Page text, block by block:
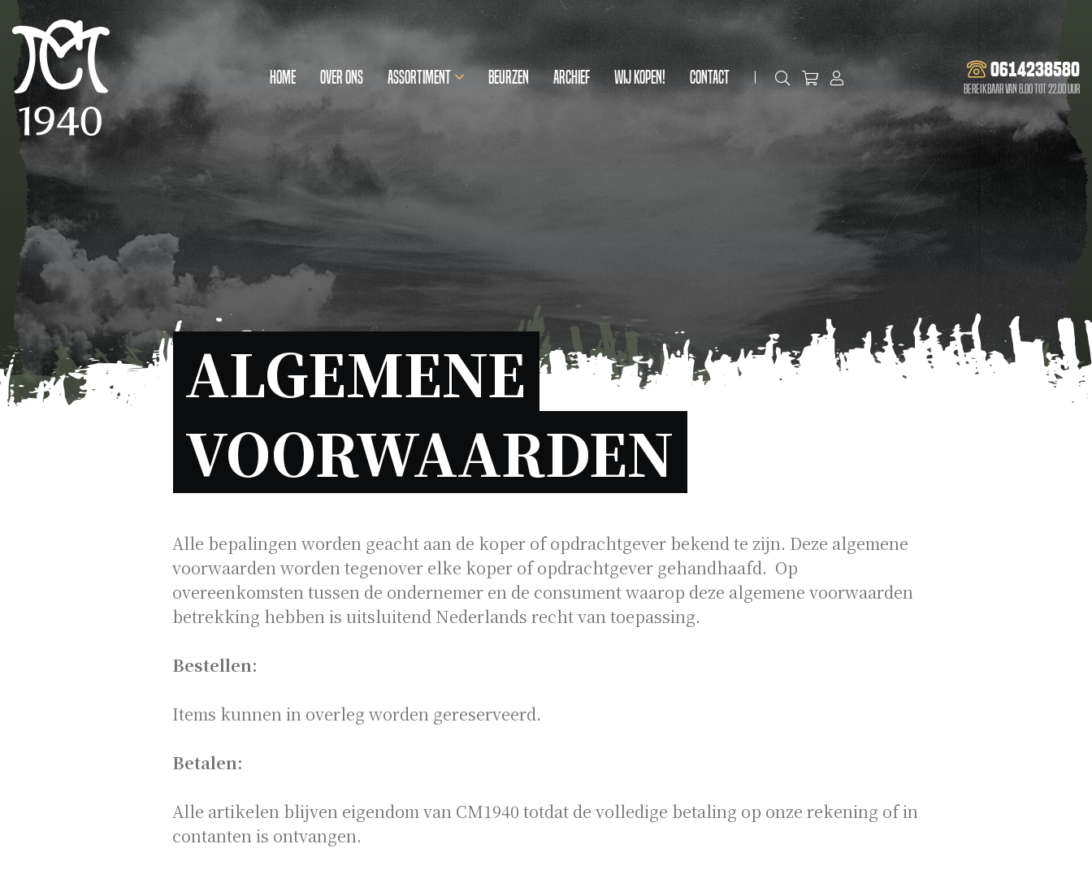
0614238580
Bereikbaar van 8.00 tot 22.00 uur
Home Over ons Assortiment Beurzen Archief Wij kopen! Contact
ALGEMENE
VOORWAARDEN
Alle bepalingen worden geacht aan de koper of opdrachtgever bekend te zijn. Deze algemene
voorwaarden worden tegenover elke koper of opdrachtgever gehandhaafd. Op
overeenkomsten tussen de ondernemer en de consument waarop deze algemene voorwaarden
betrekking hebben is uitsluitend Nederlands recht van toepassing.
Bestellen:
Items kunnen in overleg worden gereserveerd.
Betalen:
Alle artikelen blijven eigendom van CM1940 totdat de volledige betaling op onze rekening of in
contanten is ontvangen.